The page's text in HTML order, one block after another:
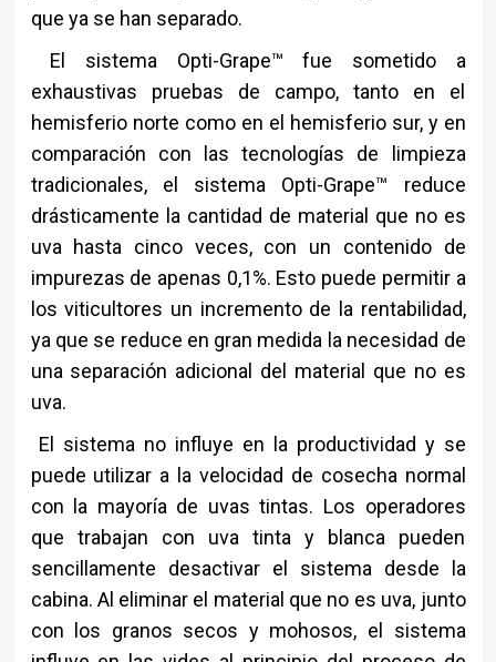
que ya se han separado.
El sistema Opti-Grape™ fue sometido a
exhaustivas pruebas de campo, tanto en el
hemisferio norte como en el hemisferio sur, y en
comparación con las tecnologías de limpieza
tradicionales, el sistema Opti-Grape™ reduce
drásticamente la cantidad de material que no es
uva hasta cinco veces, con un contenido de
impurezas de apenas 0,1%. Esto puede permitir a
los viticultores un incremento de la rentabilidad,
ya que se reduce en gran medida la necesidad de
una separación adicional del material que no es
uva.
El sistema no influye en la productividad y se
puede utilizar a la velocidad de cosecha normal
con la mayoría de uvas tintas. Los operadores
que trabajan con uva tinta y blanca pueden
sencillamente desactivar el sistema desde la
cabina. Al eliminar el material que no es uva, junto
con los granos secos y mohosos, el sistema